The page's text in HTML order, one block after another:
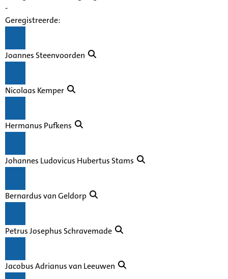
-
Geregistreerde:
Joannes Steenvoorden
Nicolaas Kemper
Hermanus Pufkens
Johannes Ludovicus Hubertus Stams
Bernardus van Geldorp
Petrus Josephus Schravemade
Jacobus Adrianus van Leeuwen